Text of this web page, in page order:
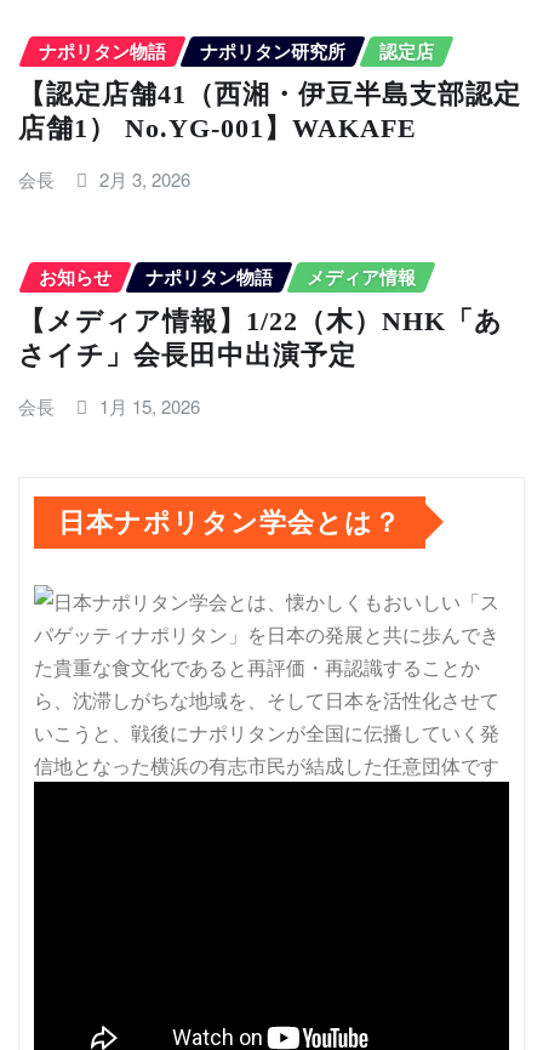
ナポリタン物語 ナポリタン研究所 認定店
【認定店舗41（西湘・伊豆半島支部認定
店舗1） No.YG-001】WAKAFE
会長 2月 3, 2026
お知らせ ナポリタン物語 メディア情報
【メディア情報】1/22（木）NHK「あ
さイチ」会長田中出演予定
会長 1月 15, 2026
日本ナポリタン学会とは？